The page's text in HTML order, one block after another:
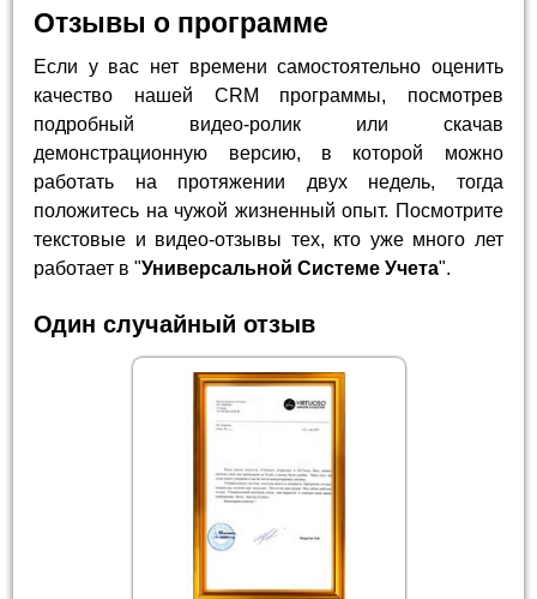
Отзывы о программе
Если у вас нет времени самостоятельно оценить
качество нашей CRM программы, посмотрев
подробный видео-ролик или скачав
демонстрационную версию, в которой можно
работать на протяжении двух недель, тогда
положитесь на чужой жизненный опыт. Посмотрите
текстовые и видео-отзывы тех, кто уже много лет
работает в "Универсальной Системе Учета".
Один случайный отзыв